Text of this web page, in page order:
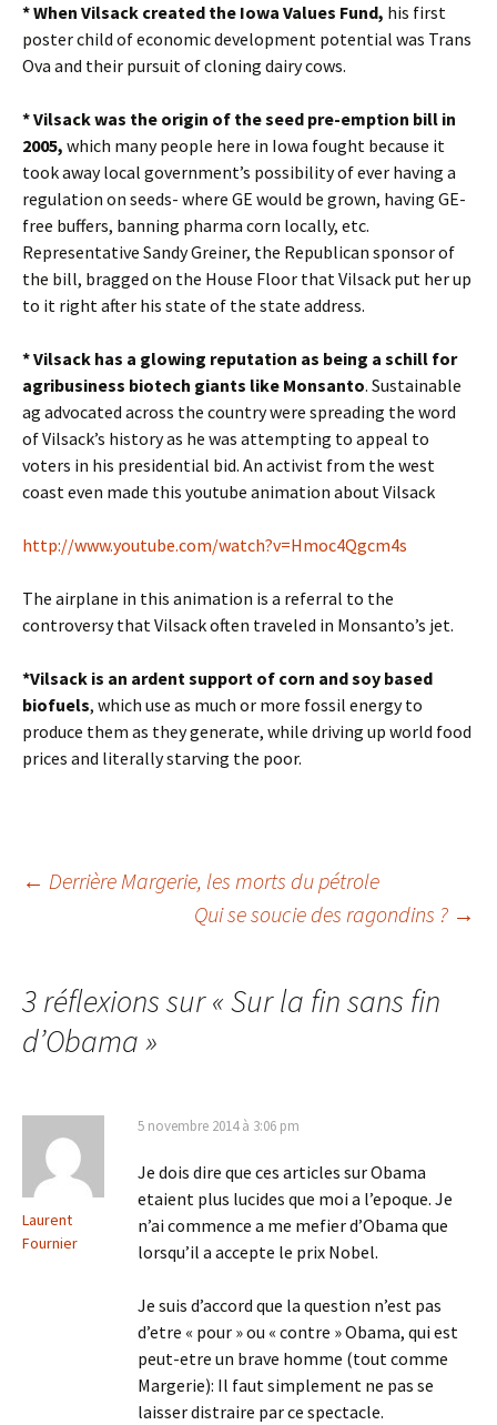
* When Vilsack created the Iowa Values Fund, his first
poster child of economic development potential was Trans
Ova and their pursuit of cloning dairy cows.
* Vilsack was the origin of the seed pre-emption bill in
2005, which many people here in Iowa fought because it
took away local government’s possibility of ever having a
regulation on seeds- where GE would be grown, having GE-
free buffers, banning pharma corn locally, etc.
Representative Sandy Greiner, the Republican sponsor of
the bill, bragged on the House Floor that Vilsack put her up
to it right after his state of the state address.
* Vilsack has a glowing reputation as being a schill for
agribusiness biotech giants like Monsanto. Sustainable
ag advocated across the country were spreading the word
of Vilsack’s history as he was attempting to appeal to
voters in his presidential bid. An activist from the west
coast even made this youtube animation about Vilsack
http://www.youtube.com/watch?v=Hmoc4Qgcm4s
The airplane in this animation is a referral to the
controversy that Vilsack often traveled in Monsanto’s jet.
*Vilsack is an ardent support of corn and soy based
biofuels, which use as much or more fossil energy to
produce them as they generate, while driving up world food
prices and literally starving the poor.
Navigation
articles
← Derrière Margerie, les morts du pétrole
Qui se soucie des ragondins ? →
3 réflexions sur «Sur la fin sans fin
d’Obama»
Laurent
Fournier
5 novembre 2014 à 3:06 pm
Je dois dire que ces articles sur Obama
etaient plus lucides que moi a l’epoque. Je
n’ai commence a me mefier d’Obama que
lorsqu’il a accepte le prix Nobel.
Je suis d’accord que la question n’est pas
d’etre « pour » ou « contre » Obama, qui est
peut-etre un brave homme (tout comme
Margerie): Il faut simplement ne pas se
laisser distraire par ce spectacle.